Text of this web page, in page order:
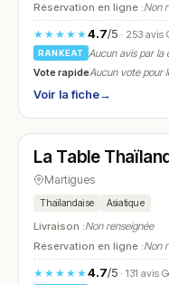
Réservation en ligne :Non
★★★★★4.7/5· 253 avis
RANKEAT
Aucun avis par la
Vote rapideAucun vote pour
Voir la fiche→
N° 18
La Table
Martigues
Thaïlandaise Asiatique
Livraison :Non renseignée
Réservation en ligne :Non
★★★★★4.7/5· 131 avis